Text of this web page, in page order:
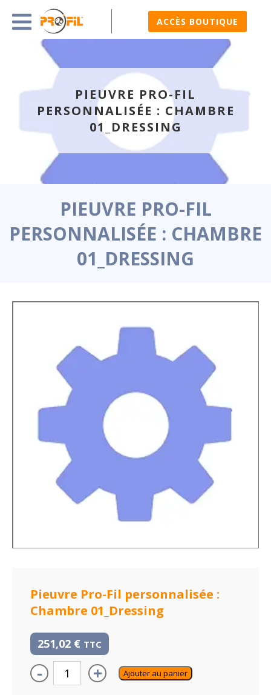
ACCÈS BOUTIQUE
PIEUVRE PRO-FIL
PERSONNALISÉE : CHAMBRE
01_DRESSING
PIEUVRE PRO-FIL
PERSONNALISÉE : CHAMBRE
01_DRESSING
Pieuvre Pro-Fil personnalisée :
Chambre 01_Dressing
251,02 € TTC
- + Ajouter au panier